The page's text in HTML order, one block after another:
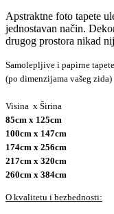
Apstraktne foto tapete
jednostavan način.
drugog prostora nikad
Samolepljive i papirne
(po dimenzijama vašeg
Visina x Širina
85cm x 125cm
100cm x 147cm
174cm x 256cm
217cm x 320cm
260cm x 384cm
O kvalitetu i bezbednosti: